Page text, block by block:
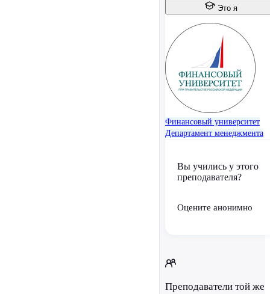
Это я
Финансовый университет
Департамент менеджмента
Вы учились у этого
преподавателя?
Оцените анонимно
Преподаватели той же